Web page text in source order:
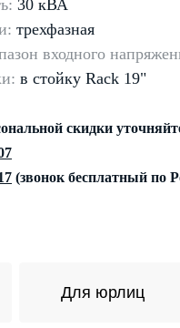
30 кВА
трехфазная
входного
в стойку Rack 19"
скидки
(звонок бесплатный по
Для юрлиц